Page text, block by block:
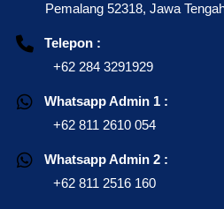
Pemalang 52318, Jawa
Telepon :
+62 284 3291929
Whatsapp Admin 1 :
+62 811 2610 054
Whatsapp Admin 2 :
+62 811 2516 160